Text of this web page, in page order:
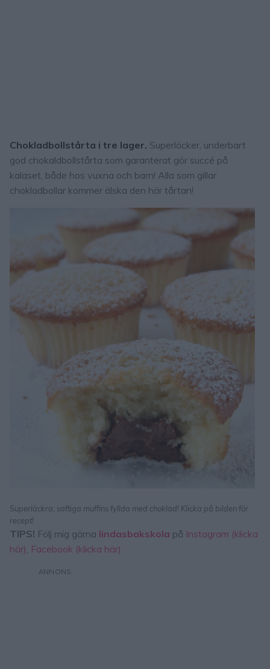
Chokladbollstårta i tre lager. Superläcker, underbart
god chokaldbollstårta som garanterat gör succé på
kalaset, både hos vuxna och barn! Alla som gillar
chokladbollar kommer älska den här tårtan!
Superläckra, saftiga muffins fyllda med choklad! Klicka på bilden för
recept!
TIPS! Följ mig gärna lindasbakskola på Instagram (klicka
här), Facebook (klicka här)